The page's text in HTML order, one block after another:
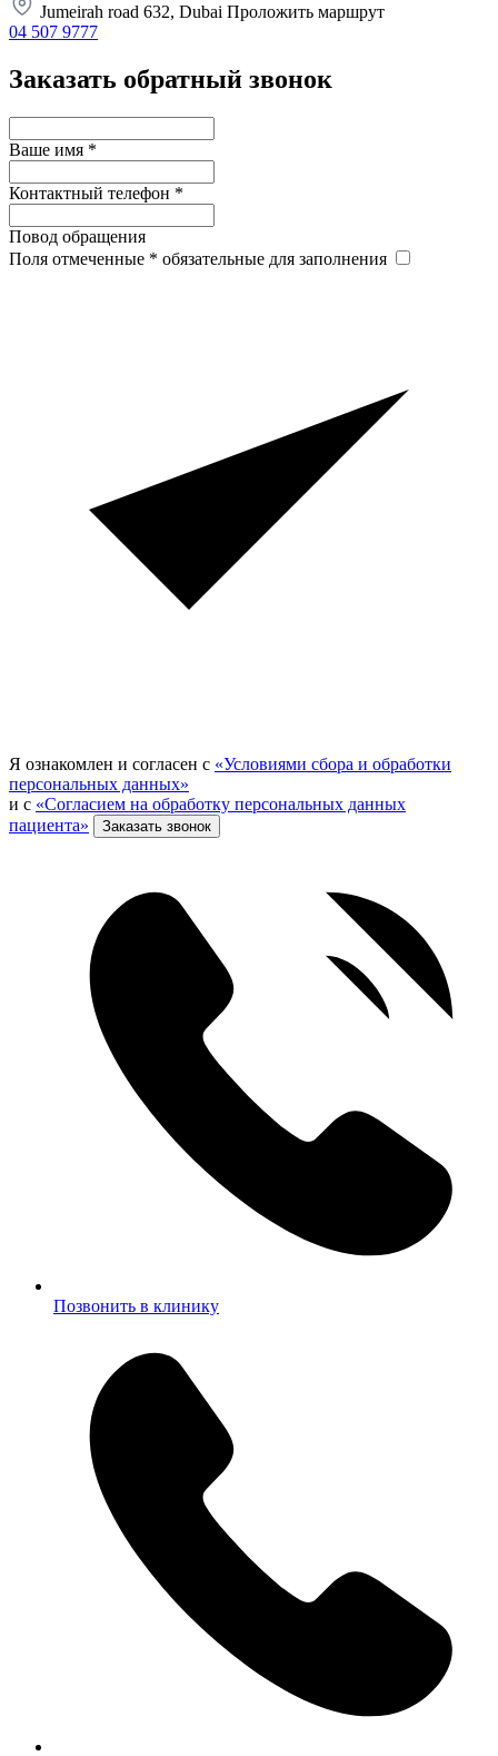
Jumeirah road 632, Dubai Проложить маршрут
04 507 9777
Заказать обратный звонок
Ваше имя *
Контактный телефон *
Повод обращения
Поля отмеченные * обязательные для заполнения
Я ознакомлен и согласен с «Условиями сбора и обработки
персональных данных»
и с «Согласием на обработку персональных данных
пациента»
Заказать звонок
Позвонить в клинику